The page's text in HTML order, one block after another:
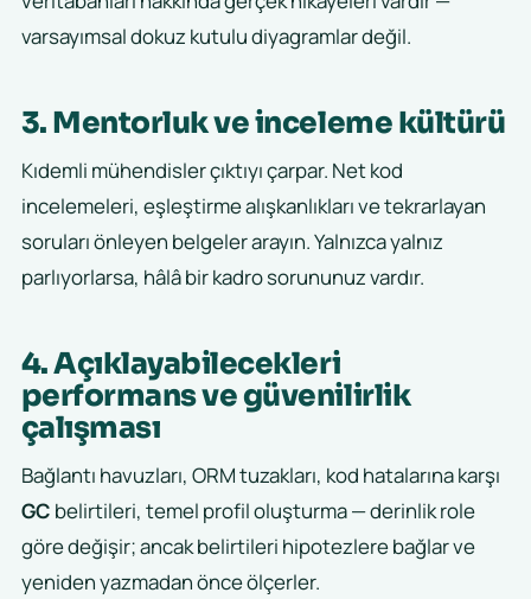
varsayımsal dokuz kutulu diyagramlar değil.
3. Mentorluk ve inceleme kültürü
Kıdemli mühendisler çıktıyı çarpar. Net kod
incelemeleri, eşleştirme alışkanlıkları ve tekrarlayan
soruları önleyen belgeler arayın. Yalnızca yalnız
parlıyorlarsa, hâlâ bir kadro sorununuz vardır.
4. Açıklayabilecekleri
performans ve güvenilirlik
çalışması
Bağlantı havuzları, ORM tuzakları, kod hatalarına karşı
GC belirtileri, temel profil oluşturma — derinlik role
göre değişir; ancak belirtileri hipotezlere bağlar ve
yeniden yazmadan önce ölçerler.